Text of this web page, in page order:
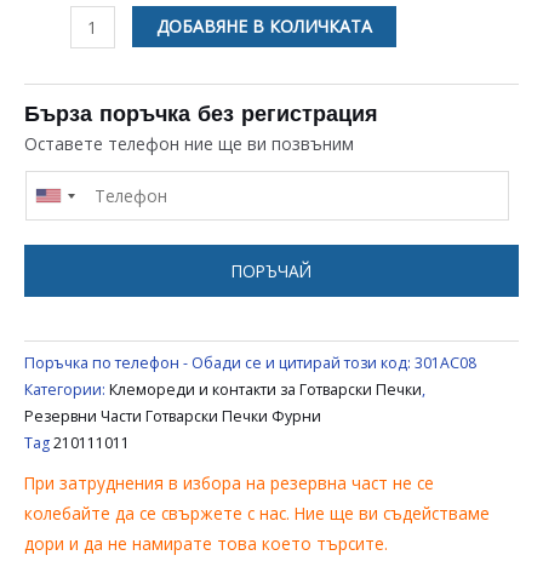
количество
КЛЕМОРЕД
С
КАБЕЛ
ЗА
ПЛОТ
BEKO
BLOMBERG
210111011
ДОБАВЯНЕ В КОЛИЧКАТА
Бърза поръчка без регистрация
Оставете телефон ние ще ви позвъним
ПОРЪЧАЙ
Поръчка по телефон - Обади се и цитирай този код: 301AC08
Категории: Клемореди и контакти за Готварски Печки,
Резервни Части Готварски Печки Фурни
Tag210111011
При затруднения в избора на резервна част не се
колебайте да се свържете с нас. Ние ще ви съдействаме
дори и да не намирате това което търсите.